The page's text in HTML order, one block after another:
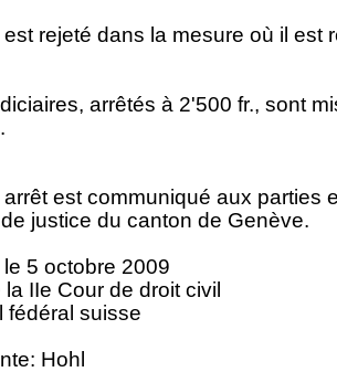
rejeté dans la mesure où il est
arrêtés à 2'500 fr., sont
est communiqué aux parties
justice du canton de Genève.
5 octobre 2009
IIe Cour de droit civil
fédéral suisse
Hohl